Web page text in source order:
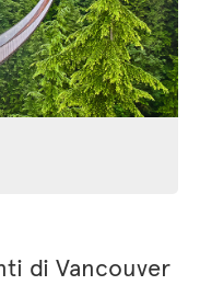
di Vancouver